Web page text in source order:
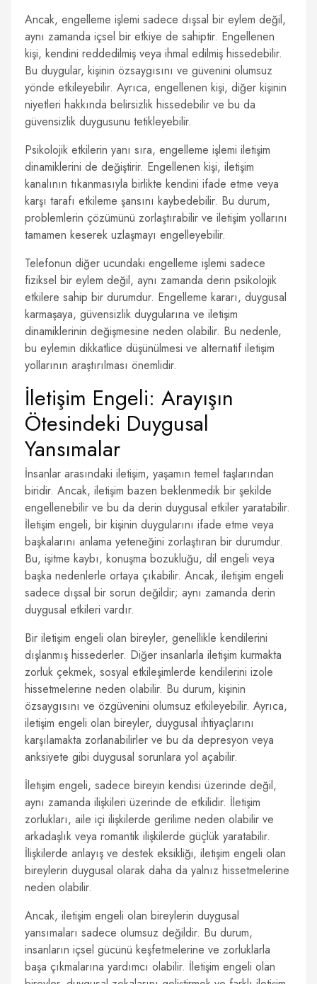
Ancak, engelleme işlemi sadece dışsal bir eylem değil,
aynı zamanda içsel bir etkiye de sahiptir. Engellenen
kişi, kendini reddedilmiş veya ihmal edilmiş hissedebilir.
Bu duygular, kişinin özsaygısını ve güvenini olumsuz
yönde etkileyebilir. Ayrıca, engellenen kişi, diğer kişinin
niyetleri hakkında belirsizlik hissedebilir ve bu da
güvensizlik duygusunu tetikleyebilir.
Psikolojik etkilerin yanı sıra, engelleme işlemi iletişim
dinamiklerini de değiştirir. Engellenen kişi, iletişim
kanalının tıkanmasıyla birlikte kendini ifade etme veya
karşı tarafı etkileme şansını kaybedebilir. Bu durum,
problemlerin çözümünü zorlaştırabilir ve iletişim yollarını
tamamen keserek uzlaşmayı engelleyebilir.
Telefonun diğer ucundaki engelleme işlemi sadece
fiziksel bir eylem değil, aynı zamanda derin psikolojik
etkilere sahip bir durumdur. Engelleme kararı, duygusal
karmaşaya, güvensizlik duygularına ve iletişim
dinamiklerinin değişmesine neden olabilir. Bu nedenle,
bu eylemin dikkatlice düşünülmesi ve alternatif iletişim
yollarının araştırılması önemlidir.
İletişim Engeli: Arayışın
Ötesindeki Duygusal
Yansımalar
İnsanlar arasındaki iletişim, yaşamın temel taşlarından
biridir. Ancak, iletişim bazen beklenmedik bir şekilde
engellenebilir ve bu da derin duygusal etkiler yaratabilir.
İletişim engeli, bir kişinin duygularını ifade etme veya
başkalarını anlama yeteneğini zorlaştıran bir durumdur.
Bu, işitme kaybı, konuşma bozukluğu, dil engeli veya
başka nedenlerle ortaya çıkabilir. Ancak, iletişim engeli
sadece dışsal bir sorun değildir; aynı zamanda derin
duygusal etkileri vardır.
Bir iletişim engeli olan bireyler, genellikle kendilerini
dışlanmış hissederler. Diğer insanlarla iletişim kurmakta
zorluk çekmek, sosyal etkileşimlerde kendilerini izole
hissetmelerine neden olabilir. Bu durum, kişinin
özsaygısını ve özgüvenini olumsuz etkileyebilir. Ayrıca,
iletişim engeli olan bireyler, duygusal ihtiyaçlarını
karşılamakta zorlanabilirler ve bu da depresyon veya
anksiyete gibi duygusal sorunlara yol açabilir.
İletişim engeli, sadece bireyin kendisi üzerinde değil,
aynı zamanda ilişkileri üzerinde de etkilidir. İletişim
zorlukları, aile içi ilişkilerde gerilime neden olabilir ve
arkadaşlık veya romantik ilişkilerde güçlük yaratabilir.
İlişkilerde anlayış ve destek eksikliği, iletişim engeli olan
bireylerin duygusal olarak daha da yalnız hissetmelerine
neden olabilir.
Ancak, iletişim engeli olan bireylerin duygusal
yansımaları sadece olumsuz değildir. Bu durum,
insanların içsel gücünü keşfetmelerine ve zorluklarla
başa çıkmalarına yardımcı olabilir. İletişim engeli olan